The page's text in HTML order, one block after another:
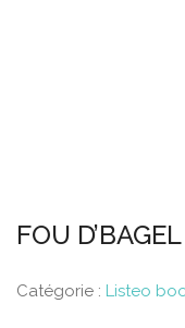
FOU D’BAGEL
Catégorie : Listeo